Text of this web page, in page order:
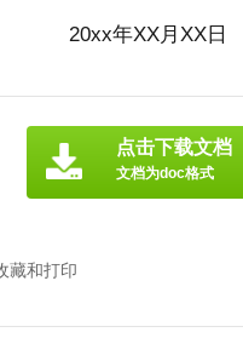
20xx年XX月XX日
藏和打印
点击下载文档
文档为doc格式